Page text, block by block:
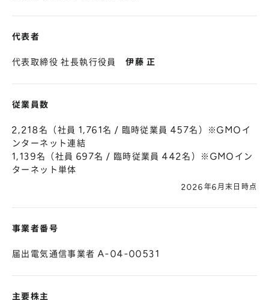
代表者
代表取締役 社長執行役員伊藤 正
従業員数
2,218名（社員 1,761名 / 臨時従業員 457名）※GMOイ
ンターネット連結
1,139名（社員 697名 / 臨時従業員 442名）※GMOイン
ターネット単体
2026年6月末日時点
事業者番号
届出電気通信事業者 A-04-00531
主要株主